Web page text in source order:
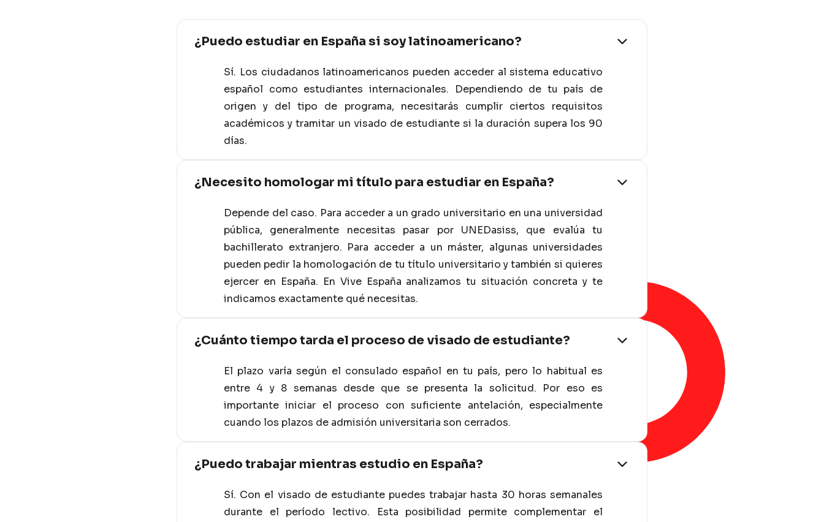
¿Puedo estudiar en España si soy latinoamericano?
Sí. Los ciudadanos latinoamericanos pueden acceder al sistema educativo
español como estudiantes internacionales. Dependiendo de tu país de
origen y del tipo de programa, necesitarás cumplir ciertos requisitos
académicos y tramitar un visado de estudiante si la duración supera los 90
días.
¿Necesito homologar mi título para estudiar en España?
Depende del caso. Para acceder a un grado universitario en una universidad
pública, generalmente necesitas pasar por UNEDasiss, que evalúa tu
bachillerato extranjero. Para acceder a un máster, algunas universidades
pueden pedir la homologación de tu título universitario y también si quieres
ejercer en España. En Vive España analizamos tu situación concreta y te
indicamos exactamente qué necesitas.
¿Cuánto tiempo tarda el proceso de visado de estudiante?
El plazo varía según el consulado español en tu país, pero lo habitual es
entre 4 y 8 semanas desde que se presenta la solicitud. Por eso es
importante iniciar el proceso con suficiente antelación, especialmente
cuando los plazos de admisión universitaria son cerrados.
¿Puedo trabajar mientras estudio en España?
Sí. Con el visado de estudiante puedes trabajar hasta 30 horas semanales
durante el período lectivo. Esta posibilidad permite complementar el